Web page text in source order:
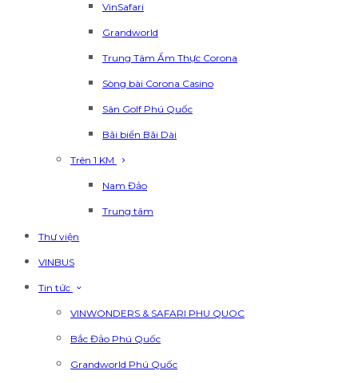
VinSafari
Grandworld
Trung Tâm Ẩm Thực Corona
Sòng bài Corona Casino
Sân Golf Phú Quốc
Bãi biển Bãi Dài
Trên 1 KM
Nam Đảo
Trung tâm
Thư viện
VINBUS
Tin tức
VINWONDERS & SAFARI PHU QUOC
Bắc Đảo Phú Quốc
Grandworld Phú Quốc